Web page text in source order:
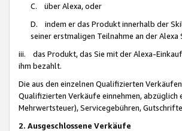
C. über Alexa, oder
D. indem er das Produkt innerhalb der
seiner erstmaligen Teilnahme an der
iii. das Produkt, das Sie mit der Alexa-
ihm bezahlt.
Die aus den einzelnen Qualifizierten Verkäufen
Qualifizierten Verkäufe einnehmen, abzüglich
Mehrwertsteuer), Servicegebühren,
2. Ausgeschlossene Verkäufe